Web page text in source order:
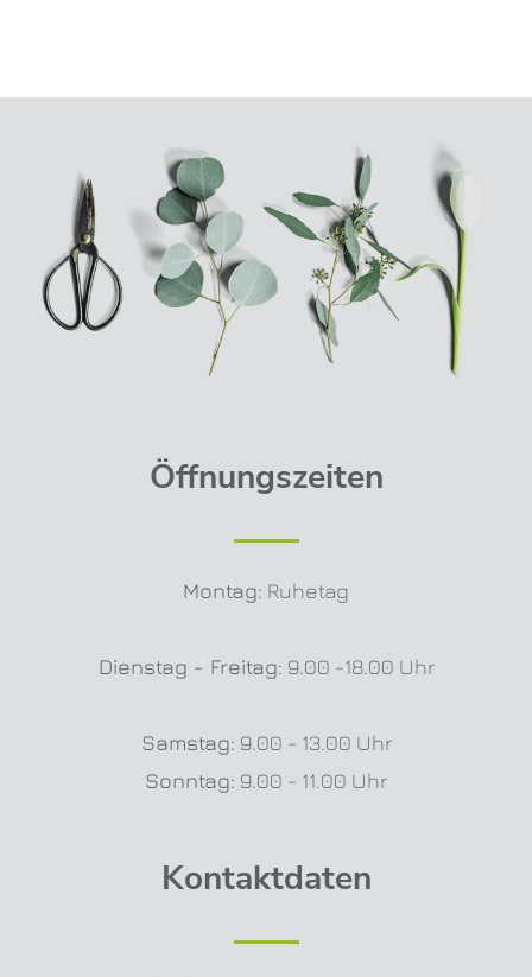
Öffnungszeiten
Montag: Ruhetag
Dienstag - Freitag: 9.00 -18.00 Uhr
Samstag: 9.00 - 13.00 Uhr
Sonntag: 9.00 - 11.00 Uhr
Kontaktdaten